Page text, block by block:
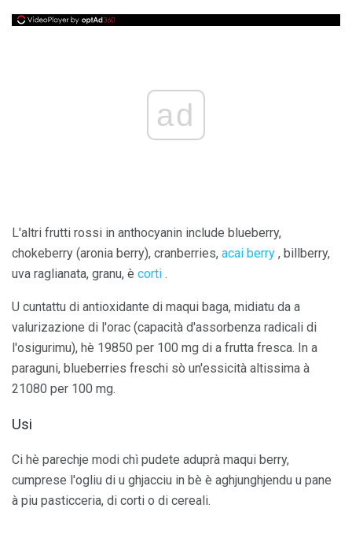
ad
L'altri frutti rossi in anthocyanin include blueberry,
chokeberry (aronia berry), cranberries, acai berry , billberry,
uva raglianata, granu, è corti .
U cuntattu di antioxidante di maqui baga, midiatu da a
valurizazione di l'orac (capacità d'assorbenza radicali di
l'osigurimu), hè 19850 per 100 mg di a frutta fresca. In a
paraguni, blueberries freschi sò un'essicità altissima à
21080 per 100 mg.
Usi
Ci hè parechje modi chì pudete aduprà maqui berry,
cumprese l'ogliu di u ghjacciu in bè è aghjunghjendu u pane
à piu pasticceria, di corti o di cereali.